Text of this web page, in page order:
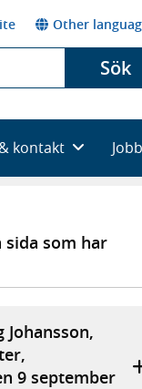
Other
Sök
kontakt
sida som har
Johansson,
9 september